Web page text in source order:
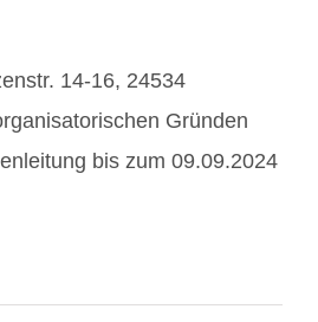
14-16, 24534
Gründen
bis zum 09.09.2024